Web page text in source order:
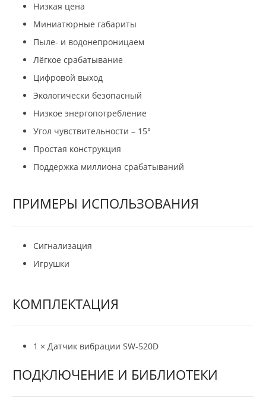
Низкая цена
Миниатюрные габариты
Пыле- и водонепроницаем
Лёгкое срабатывание
Цифровой выход
Экологически безопасный
Низкое энергопотребление
Угол чувствительности – 15°
Простая конструкция
Поддержка миллиона срабатываний
ПРИМЕРЫ ИСПОЛЬЗОВАНИЯ
Сигнализация
Игрушки
КОМПЛЕКТАЦИЯ
1 × Датчик вибрации SW-520D
ПОДКЛЮЧЕНИЕ И БИБЛИОТЕКИ